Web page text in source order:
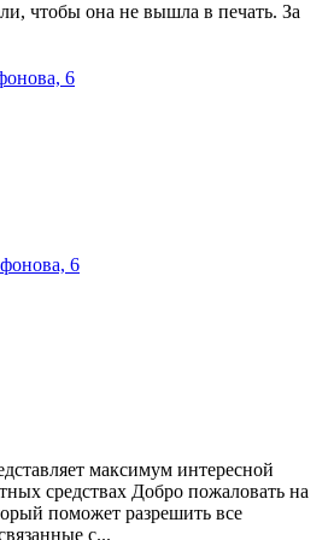
чтобы она не вышла в печать. За
6
6
максимум интересной
средствах Добро пожаловать на
поможет разрешить все
с...